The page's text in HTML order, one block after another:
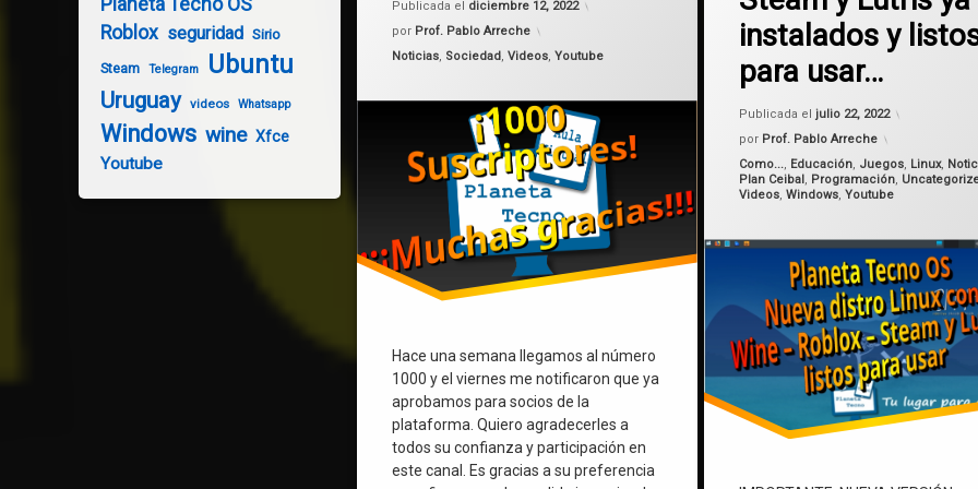
Publicada el diciembre 12, 2022
por Prof. Pablo Arreche
Categorías:
Noticias, Sociedad,Videos,Youtube
Hace una semana llegamos al número
1000 y el viernes me notificaron que ya
aprobamos para socios de la
plataforma. Quiero agradecerles a
todos su confianza y participación en
este canal. Es gracias a su preferencia
instalados y
para usar…
Publicada eljulio 22, 2022
por Prof. Pablo Arreche
Categorías:
Como..., Educación, Juegos, Linux,
Plan Ceibal, Programación,
Videos,Windows,Youtube
Linux
Roblox
Windows
Youtube
Planeta Tecno OS
Roblox seguridad Sirio
Steam Telegram Ubuntu
Uruguay videos Whatsapp
Windows wine Xfce
Youtube